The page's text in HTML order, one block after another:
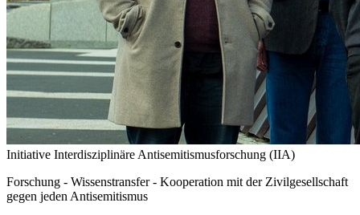
Initiative Interdisziplinäre Antisemitismusforschung (IIA)
Forschung - Wissenstransfer - Kooperation mit der Zivilgesellschaft
gegen jeden Antisemitismus